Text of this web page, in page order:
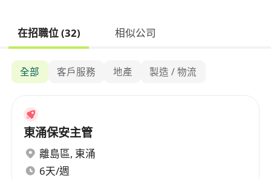
在招職位 (32) 相似公司
全部 客戶服務 地產 製造 / 物流
東涌保安主管
離島區, 東涌
6天/週